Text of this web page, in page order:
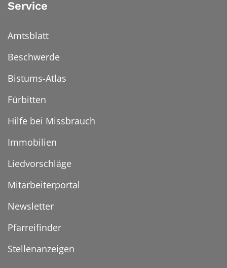
Service
Amtsblatt
Beschwerde
Bistums-Atlas
Fürbitten
Hilfe bei Missbrauch
Immobilien
Liedvorschläge
Mitarbeiterportal
Newsletter
Pfarreifinder
Stellenanzeigen